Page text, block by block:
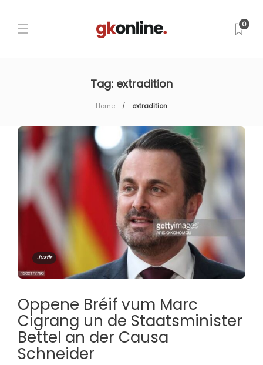
0
Tag: extradition
Home extradition
Justiz
Oppene Bréif vum Marc
Cigrang un de Staatsminister
Bettel an der Causa
Schneider